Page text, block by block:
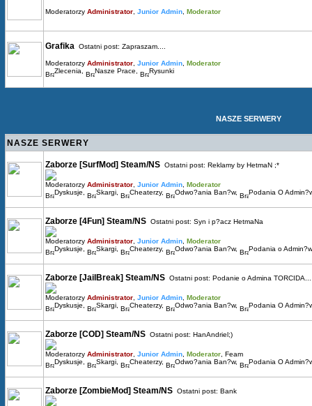
Moderatorzy Administrator Junior Admin Moderator
Grafika Ostatni post: Zapraszam....
Moderatorzy Administrator Junior Admin Moderator
Zlecenia
Nasze Prace Rysunki
NASZE SERWERY
NASZE SERWERY
Zaborze [SurfMod] Steam/NS Ostatni post: Reklamy by HetmaN ;*
Moderatorzy Administrator Junior Admin Moderator
Dyskusje
Skargi Cheaterzy, Odwo?ania Ban?w, Podania O
Zaborze [4Fun] Steam/NS Ostatni post: Syn i p?acz HetmaNa
Moderatorzy Administrator Junior Admin Moderator
Dyskusje
Skargi Cheaterzy, Odwo?ania Ban?w, Podania o Admin?w
Zaborze [JailBreak] Steam/NS Ostatni post: Podanie o Admina TORCIDA...
Moderatorzy Administrator Junior Admin Moderator
Dyskusje
Skargi Cheaterzy, Odwo?ania Ban?w, Podania O
Zaborze [COD] Steam/NS Ostatni post: HanAndriel;)
Moderatorzy Administrator Junior Admin Moderator Feam
Dyskusje
Skargi Cheaterzy, Odwo?ania Ban?w, Podania O
Zaborze [ZombieMod] Steam/NS Ostatni post: Bank